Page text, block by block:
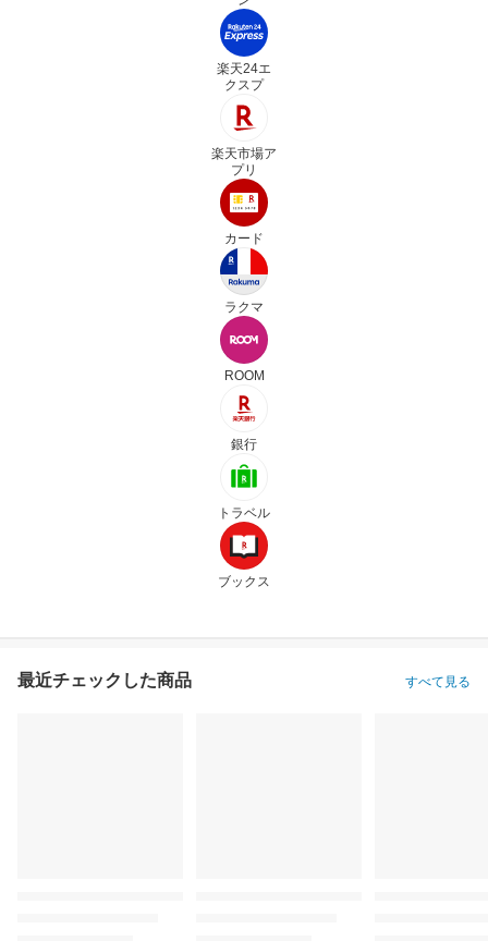
楽天24エ
クスプ
楽天市場ア
プリ
カード
ラクマ
ROOM
銀行
トラベル
ブックス
最近チェックした商品 すべて見る